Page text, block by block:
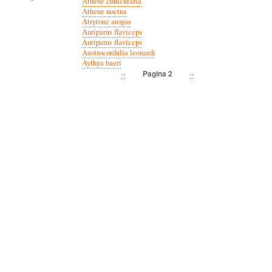
Athene noctua
Atrytone arogos
Auriparus flaviceps
Auriparus flaviceps
Austrocordulia leonardi
Aythya baeri
Vorige
‹‹ Pagina 2
Volgende
››